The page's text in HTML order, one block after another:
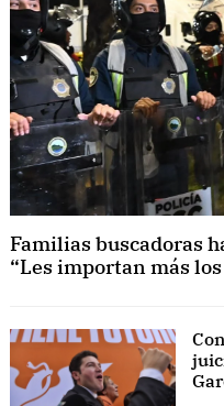
Familias buscadoras
“Les importan más